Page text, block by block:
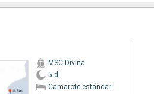
MSC Divina
5 d
Camarote estándar